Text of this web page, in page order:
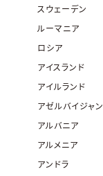
スウェーデン
ルーマニア
ロシア
アイスランド
アイルランド
アゼルバイジャン
アルバニア
アルメニア
アンドラ